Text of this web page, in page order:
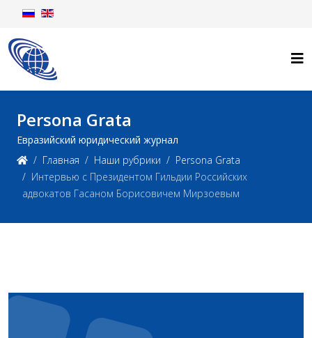
Persona Grata
Евразийский юридический журнал
Главная
Наши рубрики
Persona Grata
Интервью с Президентом Гильдии Российских
адвокатов Гасаном Борисовичем Мирзоевым